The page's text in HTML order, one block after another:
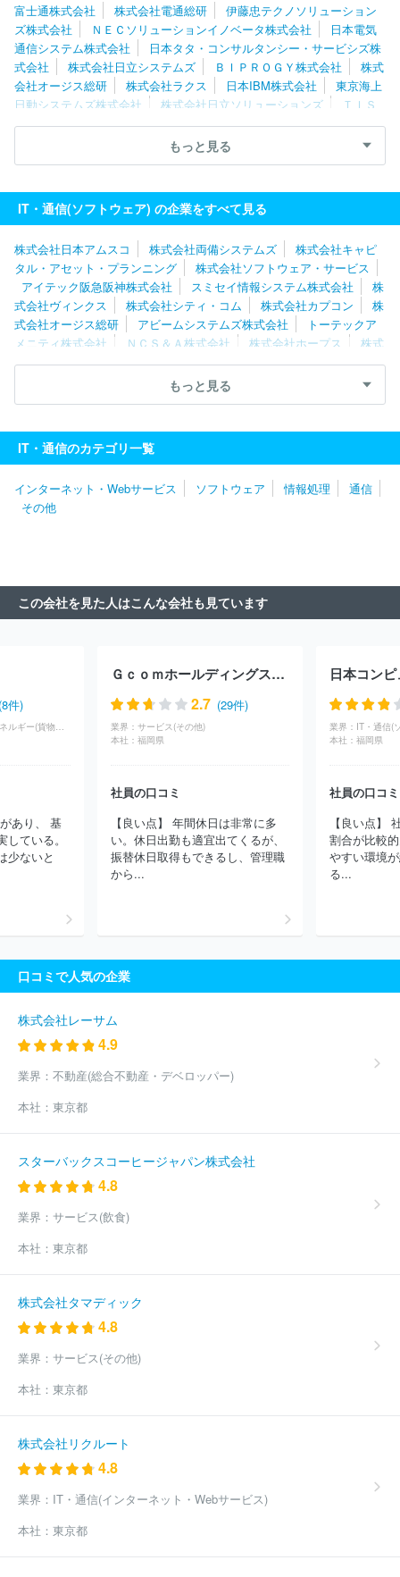
富士通株式会社 株式会社電通総研
伊藤忠テクノソリューション
ズ株式会社
ＮＥＣソリューションイノベータ株式会社
日本電気
通信システム株式会社
日本タタ・コンサルタンシー・サービシズ株
式会社
株式会社日立システムズ ＢＩＰＲＯＧＹ株式会社
株式
会社オージス総研
株式会社ラクス 日本IBM株式会社
東京海上
日動システムズ株式会社
株式会社日立ソリューションズ
ＴＩＳ
株式会社
ＳＣＳＫ株式会社 ネットワンシステムズ株式会社
キ
ヤノンＩＴソリューションズ株式会社
株式会社
株式会社ＪＳＯＬ 株式会社カプコン
株式会社テクノ
スジャパン
エフサステクノロジーズ株式会社
もっと見る
IT・通信(ソフトウェア) の企業をすべて見る
株式会社日本アムスコ 株式会社両備システムズ
株式会社キャピ
タル・アセット・プランニング
株式会社ソフトウェア・サービス
アイテック阪急阪神株式会社
スミセイ情報システム株式会社
株
式会社ヴィンクス
株式会社シティ・コム 株式会社カプコン
株
式会社オージス総研
アビームシステムズ株式会社
トーテックア
メニティ株式会社
ＮＣＳ＆Ａ株式会社 株式会社ホープス
株式
会社日立産業制御ソリューションズ
株式会社エスピック
株式会
株式会社大塚商会
エフサステクノロジーズ株式会社
鉄日立システムソリューションズ株式会社
株式会社日立ソリューシ
ョンズ
ＮＥＣフィールディング株式会社
ジネスプロセスデザイン株式会社
伊藤忠テクノソリューションズ株
式会社
社フォーカスシステムズ
株式会社マーブル
株式会社ＪＳＯＬ
株式会社ＢＲＥＸＡ Ｔｅｃｈｎｏｌｏｇｙ
株式会社エル・ティー・エス
アイエックス・ナレッジ株式会社
日本タタ・コンサルタンシー・サービシズ株式会社
日本IBM株式会社
株式会社構造計画研究所
株式会社ＣＩＪ
社
ニッセイ情報テクノロジー株式会社
株式会社ニッセイコム
株式会社カヤック
ＢＩＰＲＯＧＹ株式会社
ＪＡＬデジタル株式
ーシー
株式会社あとらす二十一
三菱電機ソフトウエア株式会社
ＮＴＴインテグレーション株式会社
ＳＣＳＫ株式会社
株式会社
クレスコ
ＮＳＷ株式会社 兼松エレクトロニクス株式会社
ＳＣ
ーブシステム
ＡＪＳ株式会社
ステムズ株式会社
株式会社日立システムズ
第一ライフテクノク
ロス株式会社
株式会社ピーエスシー
立ソリューションズ・クリエイト
ト株式会社
株式会社日本総合研究所
株式会社システムリサーチ
もっと見る
IT・通信のカテゴリ一覧
インターネット・Webサービス ソフトウェア 情報処理
通信
その他
この会社を見た人はこんな会社も見ています
件)
インフラ・物流・エネルギー(貨物（水運・海運）)
あり、 基
ている。
少ないと
Ｇｃｏｍホールディングス株式会社
2.7 (29件)
業界： サービス(その他)
本社： 福岡県
社員の口コミ
【良い点】 年間休日は非常に多
い。休日出勤も適宜出てくるが、
振替休日取得もできるし、管理職
から...
日本コン
業界： IT・通信(
本社： 福岡県
社員の口コミ
【良い点】
割合が比較
やすい環境
る...
口コミで人気の企業
株式会社レーサム
4.9
業界： 不動産(総合不動産・デベロッパー)
本社： 東京都
スターバックスコーヒージャパン株式会社
4.8
業界： サービス(飲食)
本社： 東京都
株式会社タマディック
4.8
業界： サービス(その他)
本社： 東京都
株式会社リクルート
4.8
業界： IT・通信(インターネット・Webサービス)
本社： 東京都